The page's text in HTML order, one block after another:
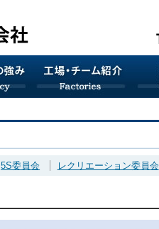
5S委員会 レクリエーション委員会